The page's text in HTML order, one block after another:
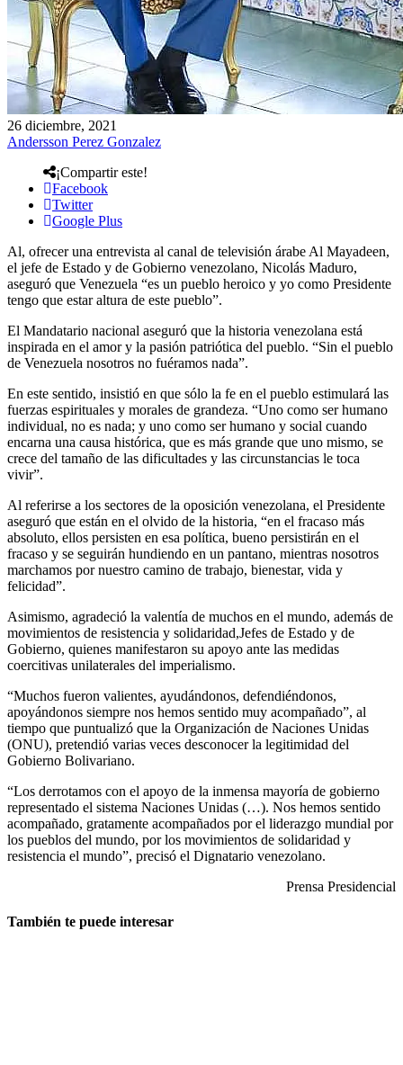
26 diciembre, 2021
Andersson Perez Gonzalez
¡Compartir este!
Facebook
Twitter
Google Plus
Al, ofrecer una entrevista al canal de televisión árabe Al Mayadeen,
el jefe de Estado y de Gobierno venezolano, Nicolás Maduro,
aseguró que Venezuela “es un pueblo heroico y yo como Presidente
tengo que estar altura de este pueblo”.
El Mandatario nacional aseguró que la historia venezolana está
inspirada en el amor y la pasión patriótica del pueblo. “Sin el pueblo
de Venezuela nosotros no fuéramos nada”.
En este sentido, insistió en que sólo la fe en el pueblo estimulará las
fuerzas espirituales y morales de grandeza. “Uno como ser humano
individual, no es nada; y uno como ser humano y social cuando
encarna una causa histórica, que es más grande que uno mismo, se
crece del tamaño de las dificultades y las circunstancias le toca
vivir”.
Al referirse a los sectores de la oposición venezolana, el Presidente
aseguró que están en el olvido de la historia, “en el fracaso más
absoluto, ellos persisten en esa política, bueno persistirán en el
fracaso y se seguirán hundiendo en un pantano, mientras nosotros
marchamos por nuestro camino de trabajo, bienestar, vida y
felicidad”.
Asimismo, agradeció la valentía de muchos en el mundo, además de
movimientos de resistencia y solidaridad,Jefes de Estado y de
Gobierno, quienes manifestaron su apoyo ante las medidas
coercitivas unilaterales del imperialismo.
“Muchos fueron valientes, ayudándonos, defendiéndonos,
apoyándonos siempre nos hemos sentido muy acompañado”, al
tiempo que puntualizó que la Organización de Naciones Unidas
(ONU), pretendió varias veces desconocer la legitimidad del
Gobierno Bolivariano.
“Los derrotamos con el apoyo de la inmensa mayoría de gobierno
representado el sistema Naciones Unidas (…). Nos hemos sentido
acompañado, gratamente acompañados por el liderazgo mundial por
los pueblos del mundo, por los movimientos de solidaridad y
resistencia el mundo”, precisó el Dignatario venezolano.
Prensa Presidencial
También te puede interesar